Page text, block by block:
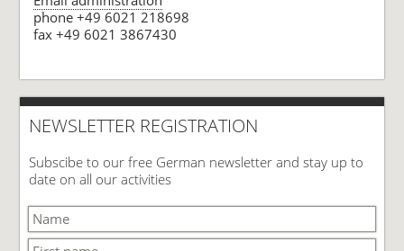
phone +49 6021 218698
fax +49 6021 3867430
NEWSLETTER REGISTRATION
Subscibe to our free German newsletter and stay up to
date on all our activities